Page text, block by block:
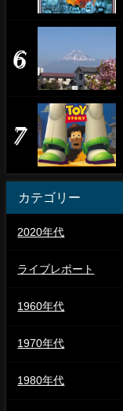
カテゴリー
2020年代
ライブレポート
1960年代
1970年代
1980年代